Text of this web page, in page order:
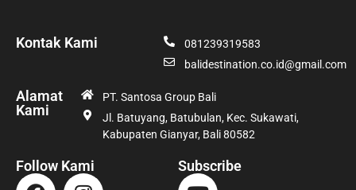
Kontak Kami
081239319583
balidestination.co.id@gmail.com
Alamat
Kami
PT. Santosa Group Bali
Jl. Batuyang, Batubulan, Kec. Sukawati,
Kabupaten Gianyar, Bali 80582
Follow Kami Subscribe